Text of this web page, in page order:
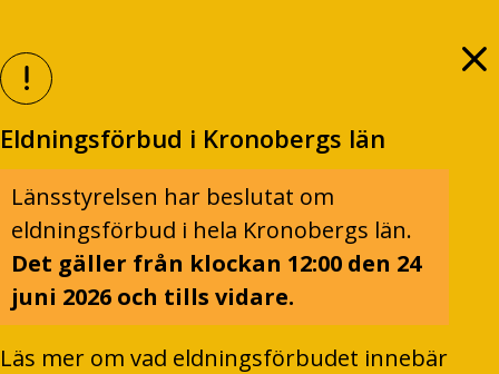
Eldningsförbud i Kronobergs län
Länsstyrelsen har beslutat om
eldningsförbud i hela Kronobergs län.
Det gäller från klockan 12:00 den 24
juni 2026 och tills vidare.
Läs mer om vad eldningsförbudet innebär